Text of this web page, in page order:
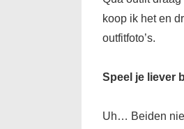
koop ik het en
outfitfoto’s.
Speel je liever
Uh… Beiden